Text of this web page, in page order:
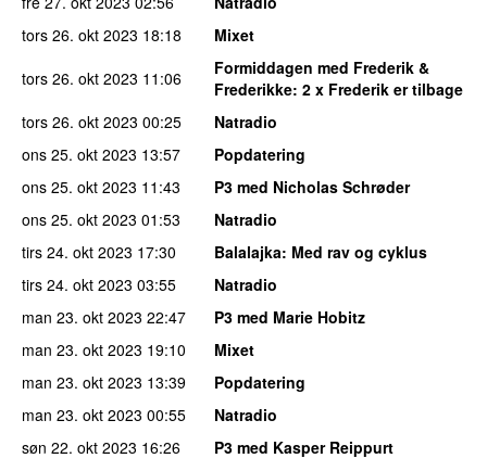
tors 26. okt 2023 18:18
Mixet
tors 26. okt 2023 11:06
Formiddagen med Frederik &
Frederikke: 2 x Frederik er tilbage
tors 26. okt 2023 00:25
Natradio
ons 25. okt 2023 13:57
Popdatering
ons 25. okt 2023 11:43
P3 med Nicholas Schrøder
ons 25. okt 2023 01:53
Natradio
tirs 24. okt 2023 17:30 Balalajka: Med rav og cyklus
tirs 24. okt 2023 03:55
Natradio
man 23. okt 2023 22:47
P3 med Marie Hobitz
man 23. okt 2023 19:10
Mixet
man 23. okt 2023 13:39
Popdatering
man 23. okt 2023 00:55
Natradio
søn 22. okt 2023 16:26
P3 med Kasper Reippurt